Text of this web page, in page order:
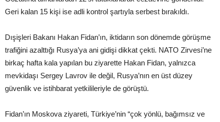
Geri kalan 15 kişi ise adli kontrol şartıyla serbest bırakıldı.
Dışişleri Bakanı Hakan Fidan’ın, iktidarın son dönemde görüşme
trafiğini azalttığı Rusya’ya ani gidişi dikkat çekti. NATO Zirvesi’ne
birkaç hafta kala yapılan bu ziyarette Hakan Fidan, yalnızca
mevkidaşı Sergey Lavrov ile değil, Rusya’nın en üst düzey
güvenlik ve istihbarat yetkilileriyle de görüştü.
Fidan’ın Moskova ziyareti, Türkiye’nin “çok yönlü, bağımsız ve